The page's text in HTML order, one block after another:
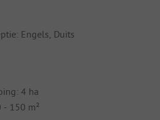
Engels, Duits
4 ha
150 m²